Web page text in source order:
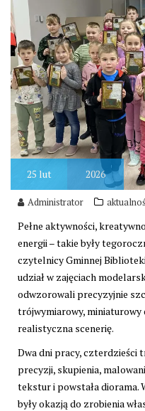
25 lut 2026
Administrator
Pełne aktywności,
energii – takie były
czytelnicy Gminnej
udział w zajęciach
odwzorowali precyzyjnie
trójwymiarowy,
realistyczna scenerię.
Dwa dni pracy, czterdzieści
precyzji, skupienia,
tekstur i powstała diorama.
były okazją do zrobienia